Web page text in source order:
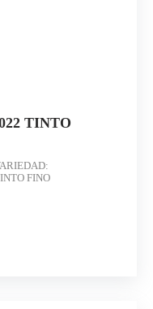
TINTO
FINO